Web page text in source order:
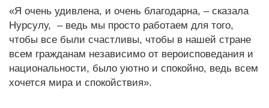
«Я очень удивлена, и очень благодарна, – сказала
Нурсулу, – ведь мы просто работаем для того,
чтобы все были счастливы, чтобы в нашей стране
всем гражданам независимо от вероисповедания и
национальности, было уютно и спокойно, ведь всем
хочется мира и спокойствия».